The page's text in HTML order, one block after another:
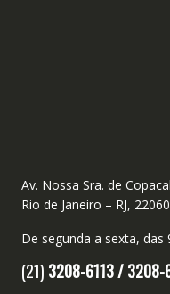
Av. Nossa Sra. de
Rio de Janeiro – RJ,
De segunda a sexta, das
(21) 3208-6113 /3208-